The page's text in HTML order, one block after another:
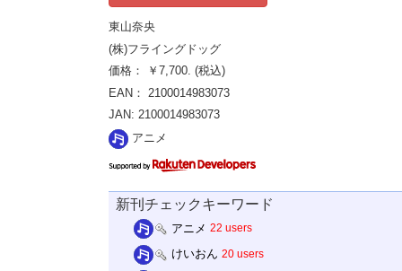
東山奈央
(株)フライングドッグ
価格： ￥7,700. (税込)
EAN： 2100014983073
JAN: 2100014983073
アニメ
新刊チェックキーワード
アニメ 22 users
けいおん 20 users